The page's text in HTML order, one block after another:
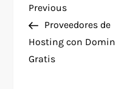
P
o
s
Previous
Post
Previous
Proveedores de
Hosting con
Gratis